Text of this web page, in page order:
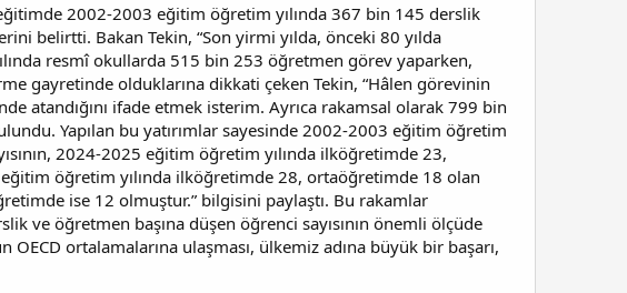
2002-2003 eğitim öğretim yılında 367 bin 145 derslik
belirtti. Bakan Tekin, “Son yirmi yılda, önceki 80 yılda
resmî okullarda 515 bin 253 öğretmen görev yaparken,
gayretinde olduklarına dikkati çeken Tekin, “Hâlen görevinin
atandığını ifade etmek isterim. Ayrıca rakamsal olarak 799 bin
Yapılan bu yatırımlar sayesinde 2002-2003 eğitim öğretim
2024-2025 eğitim öğretim yılında ilköğretimde 23,
öğretim yılında ilköğretimde 28, ortaöğretimde 18 olan
ise 12 olmuştur.” bilgisini paylaştı. Bu rakamlar
ve öğretmen başına düşen öğrenci sayısının önemli ölçüde
ortalamalarına ulaşması, ülkemiz adına büyük bir başarı,